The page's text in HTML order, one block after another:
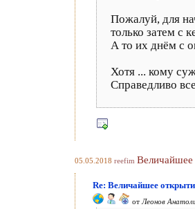
Пожалуй, для
только затем с
А то их днём с
Хотя ... кому
Справедливо
05.05.2018 reefim Величайшее
Re: Величайшее
от Леонов